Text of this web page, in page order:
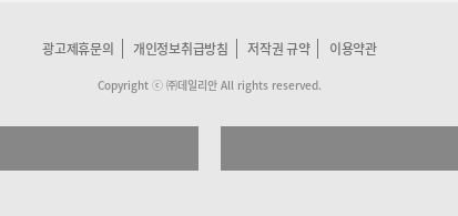
광고제휴문의 개인정보취급방침 저작권 규약 이용약관
Copyright ⓒ ㈜데일리안 All rights reserved.